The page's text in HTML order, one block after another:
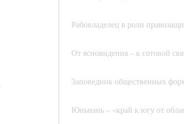
Рабовладелец в роли
От ясновидения – к сотовой
Заповедник общественных
Юньнань – «край к югу от